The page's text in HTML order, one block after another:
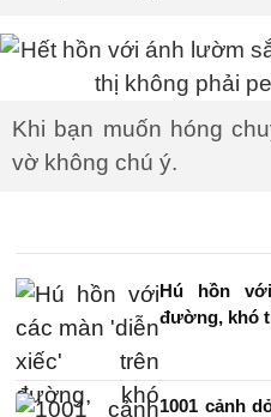
Khi bạn muốn hóng
vờ không chú ý.
Hú hồn
đường, khó
1001 cảnh